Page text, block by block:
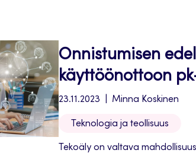
Onnistumisen
käyttöönottoon
23.11.2023 Minna Koskinen
Teknologia ja teollisuus
Tekoäly on valtava